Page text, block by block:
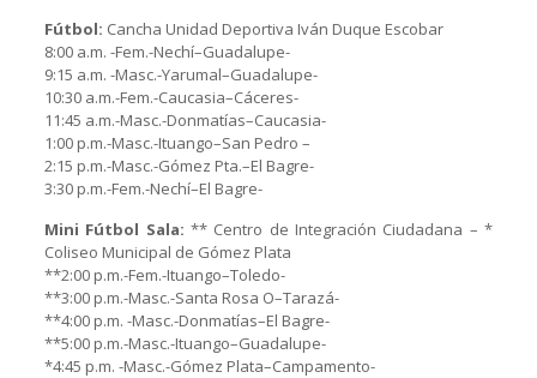
Fútbol: Cancha Unidad Deportiva Iván Duque Escobar
8:00 a.m. -Fem.-Nechí–Guadalupe-
9:15 a.m. -Masc.-Yarumal–Guadalupe-
10:30 a.m.-Fem.-Caucasia–Cáceres-
11:45 a.m.-Masc.-Donmatías–Caucasia-
1:00 p.m.-Masc.-Ituango–San Pedro –
2:15 p.m.-Masc.-Gómez Pta.–El Bagre-
3:30 p.m.-Fem.-Nechí–El Bagre-
Mini Fútbol Sala: ** Centro de Integración Ciudadana – *
Coliseo Municipal de Gómez Plata
**2:00 p.m.-Fem.-Ituango–Toledo-
**3:00 p.m.-Masc.-Santa Rosa O–Tarazá-
**4:00 p.m. -Masc.-Donmatías–El Bagre-
**5:00 p.m.-Masc.-Ituango–Guadalupe-
*4:45 p.m. -Masc.-Gómez Plata–Campamento-